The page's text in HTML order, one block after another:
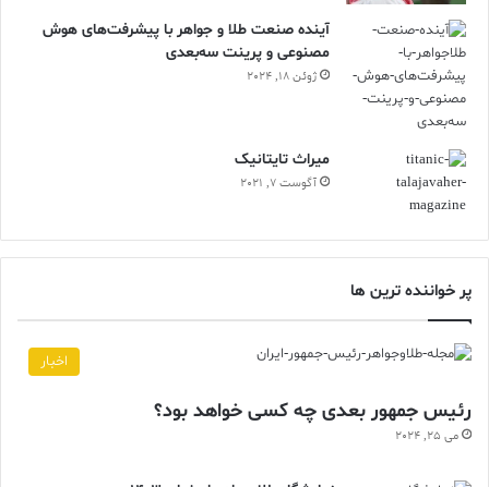
آینده صنعت طلا و جواهر با پیشرفت‌های هوش
مصنوعی و پرینت سه‌بعدی
ژوئن 18, 2024
ميراث تايتانيک
آگوست 7, 2021
پر خواننده ترین ها
اخبار
رئیس جمهور بعدی چه کسی خواهد بود؟
می 25, 2024